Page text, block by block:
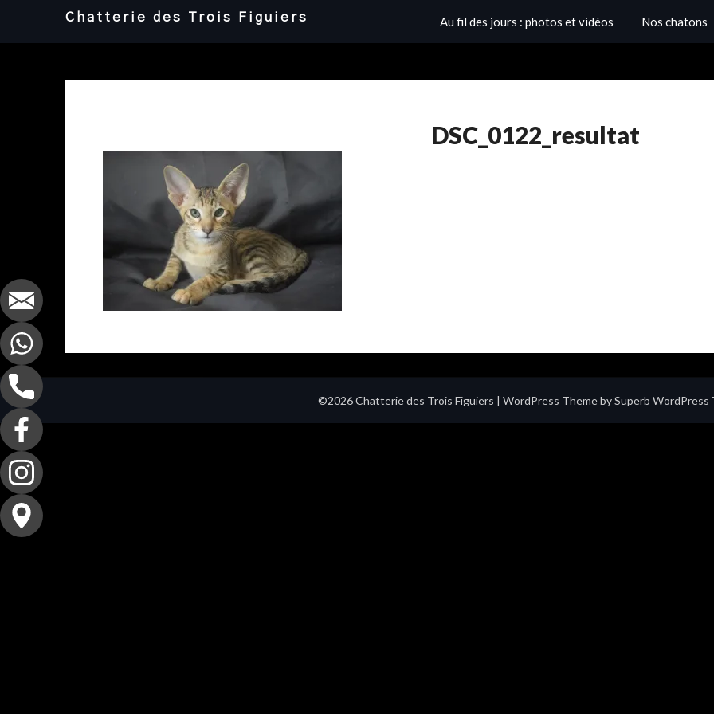
Chatterie des Trois Figuiers Au fil des jours : photos et vidéos Nos chatons
DSC_0122_resultat
©2026 Chatterie des Trois Figuiers | WordPress Theme bySuperb WordPress